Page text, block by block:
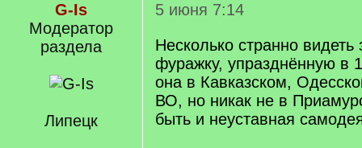
G-Is
Модератор
раздела
Липецк
5 июня 7:14
Несколько странно
фуражку, упразднённую в
она в Кавказском,
ВО, но никак не в
быть и неуставная